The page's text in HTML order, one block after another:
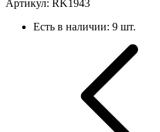
Артикул: RK1943
Есть в наличии: 9 шт.